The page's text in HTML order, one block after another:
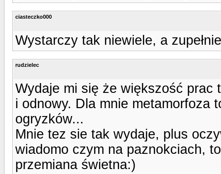
ciasteczko000
Wystarczy tak niewiele, a
rudzielec
Wydaje mi się że większość prac
i odnowy. Dla mnie metamorfoza
ogryzków...
Mnie tez sie tak wydaje, plus
wiadomo czym na paznokciach,
przemiana świetna:)